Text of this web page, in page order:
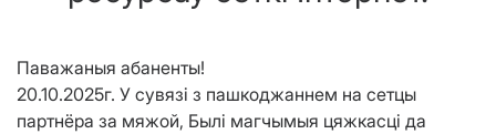
Паважаныя абаненты!
20.10.2025г. У сувязі з пашкоджаннем на сетцы
партнёра за мяжой, Былi магчымыя цяжкасці да